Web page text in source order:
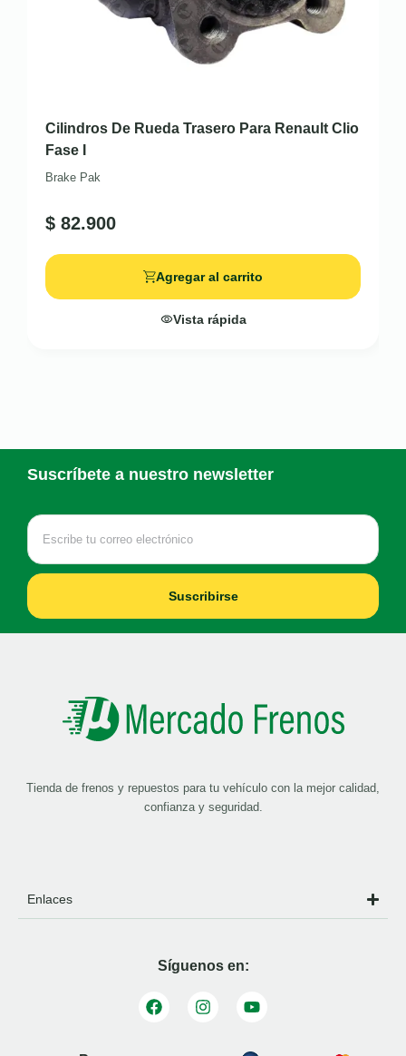
Cilindros De Rueda Trasero Para Renault Clio
Fase I
Brake Pak
$ 82.900
Agregar al carrito
Vista rápida
Suscríbete a nuestro newsletter
Suscribirse
Tienda de frenos y repuestos para tu vehículo con la mejor calidad,
confianza y seguridad.
Enlaces
Síguenos en: